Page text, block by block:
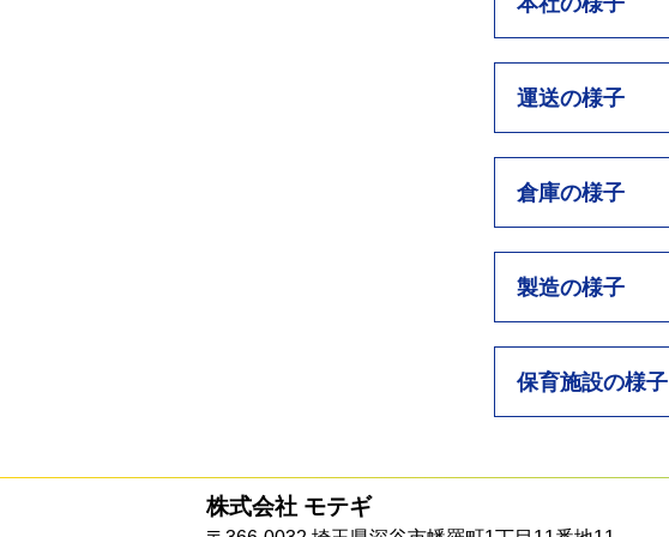
運送の様子
倉庫の様子
製造の様子
保育施設の様子
株式会社 モテギ